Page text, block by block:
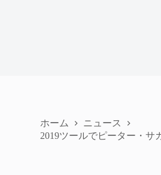
ホーム
ニュース
2019ツールでピーター・サ